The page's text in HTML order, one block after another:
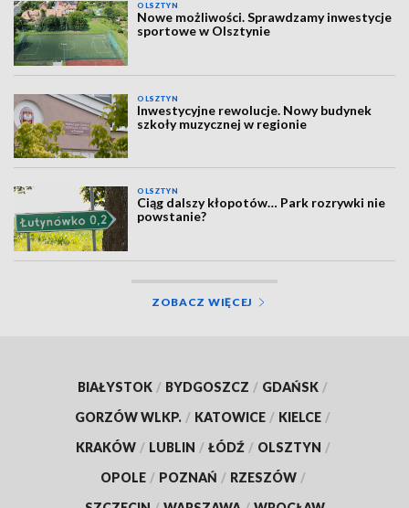
OLSZTYN
Nowe możliwości. Sprawdzamy inwestycje
sportowe w Olsztynie
OLSZTYN
Inwestycyjne rewolucje. Nowy budynek
szkoły muzycznej w regionie
OLSZTYN
Ciąg dalszy kłopotów… Park rozrywki nie
powstanie?
ZOBACZ WIĘCEJ
BIAŁYSTOK / BYDGOSZCZ / GDAŃSK /
GORZÓW WLKP. / KATOWICE / KIELCE /
KRAKÓW / LUBLIN / ŁÓDŹ / OLSZTYN /
OPOLE / POZNAŃ / RZESZÓW /